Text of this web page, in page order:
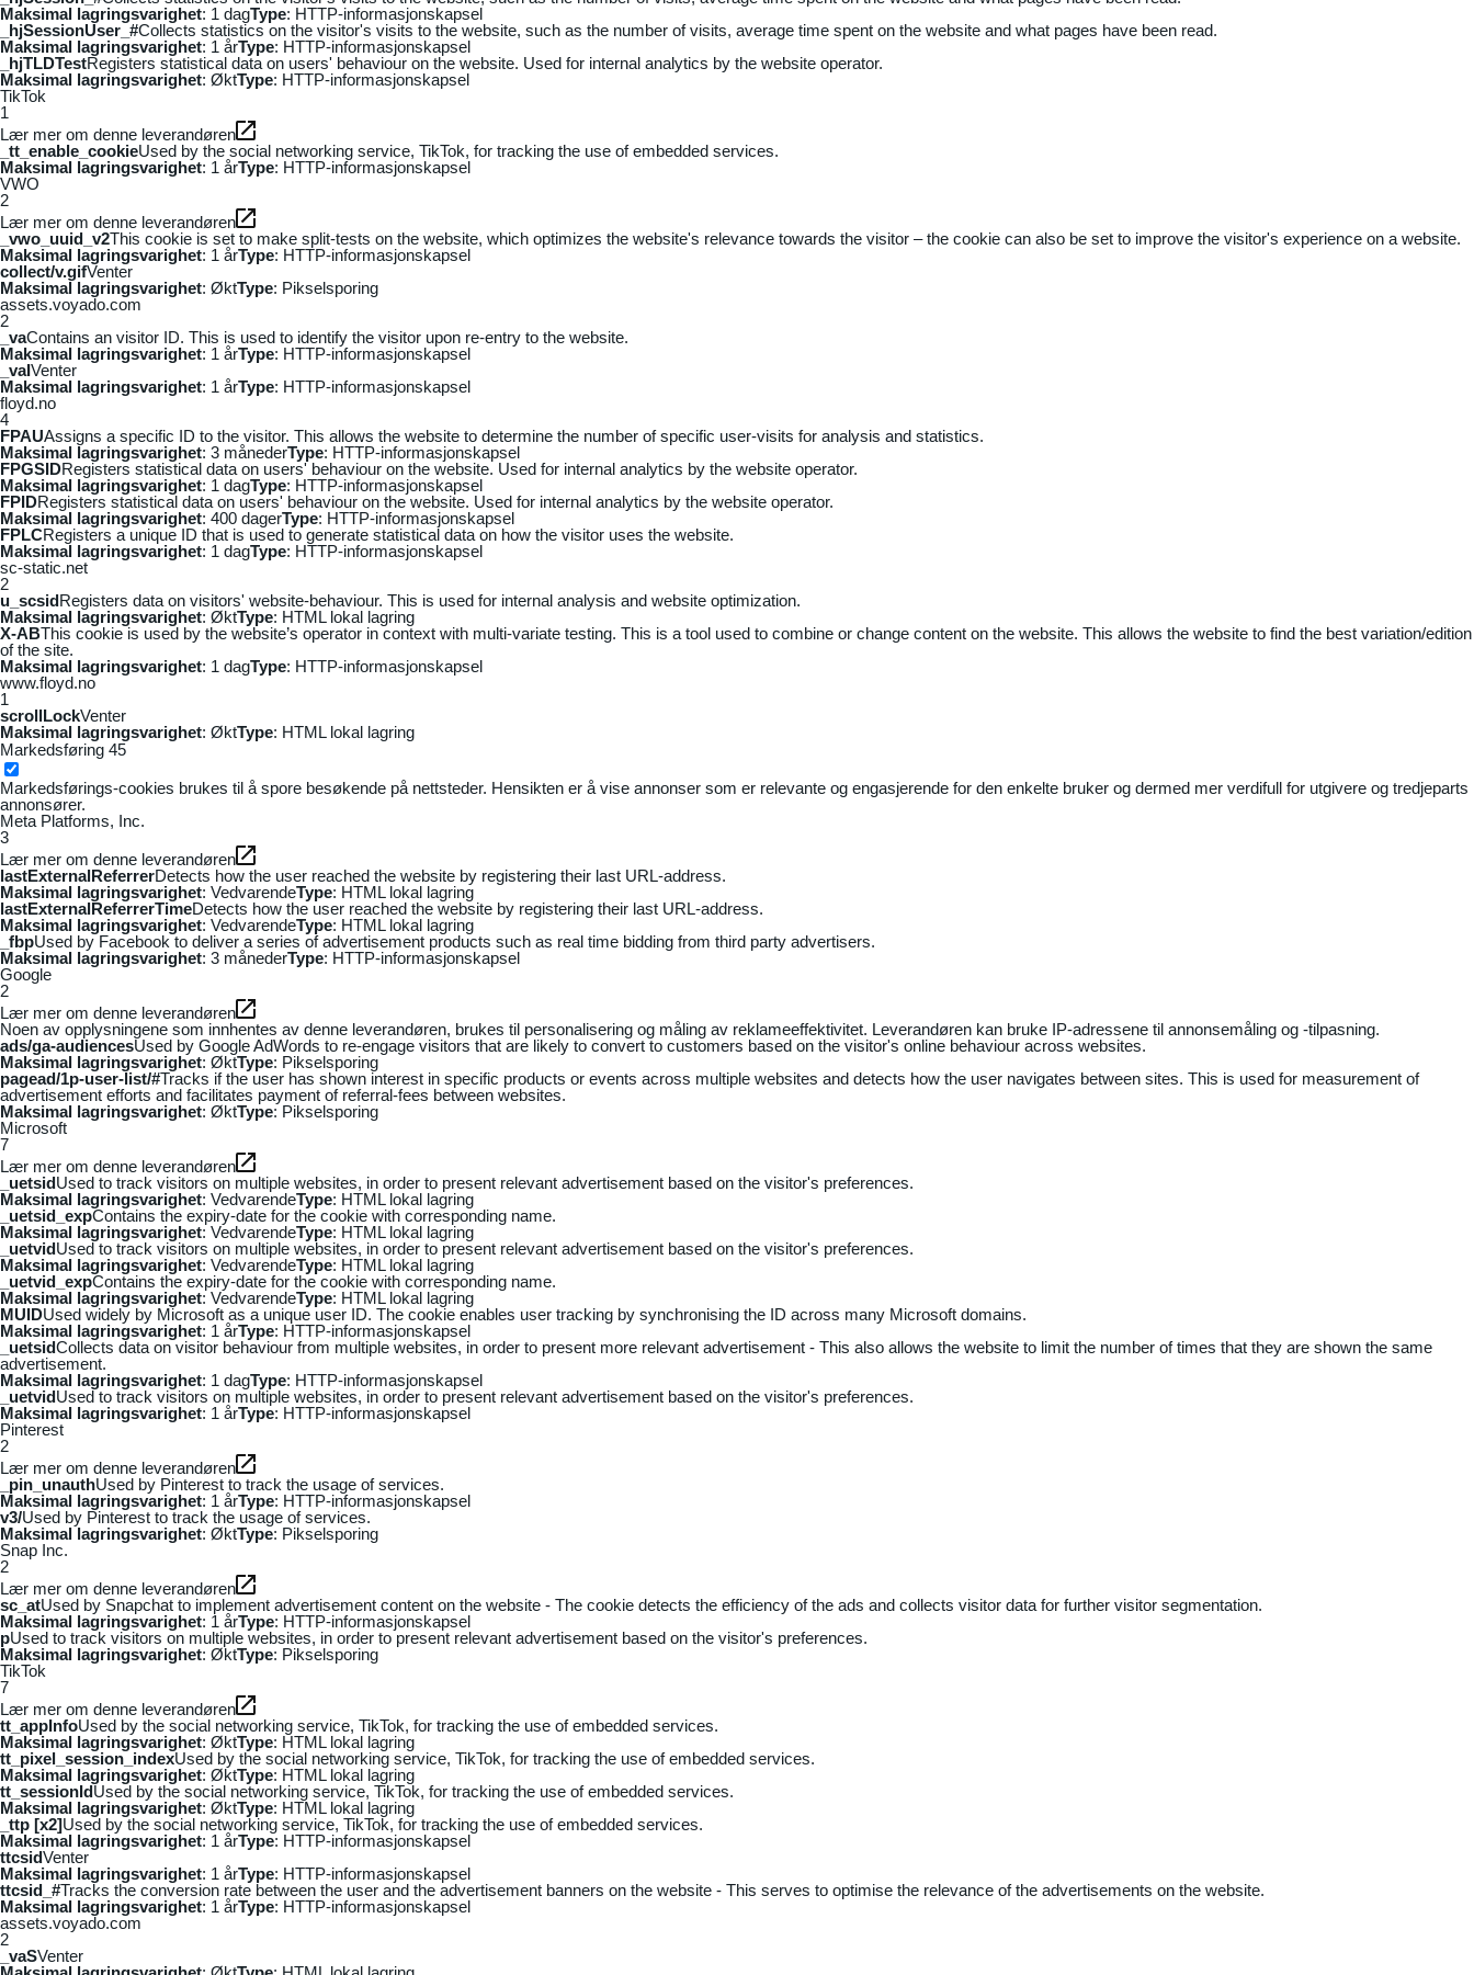
Maksimal lagringsvarighet: 1 dagType: HTTP-informasjonskapsel
_hjSessionUser_#Collects statistics on the visitor's visits to the website, such as the number of visits, average time spent on the website and what pages have been read.
Maksimal lagringsvarighet: 1 årType: HTTP-informasjonskapsel
_hjTLDTestRegisters statistical data on users' behaviour on the website. Used for internal analytics by the website operator.
Maksimal lagringsvarighet: ØktType: HTTP-informasjonskapsel
TikTok
1
Lær mer om denne leverandøren
_tt_enable_cookieUsed by the social networking service, TikTok, for tracking the use of embedded services.
Maksimal lagringsvarighet: 1 årType: HTTP-informasjonskapsel
VWO
2
Lær mer om denne leverandøren
_vwo_uuid_v2This cookie is set to make split-tests on the website, which optimizes the website's relevance towards the visitor – the cookie can also be set to improve the visitor's experience on a website.
Maksimal lagringsvarighet: 1 årType: HTTP-informasjonskapsel
collect/v.gifVenter
Maksimal lagringsvarighet: ØktType: Pikselsporing
assets.voyado.com
2
_vaContains an visitor ID. This is used to identify the visitor upon re-entry to the website.
Maksimal lagringsvarighet: 1 årType: HTTP-informasjonskapsel
_vaIVenter
Maksimal lagringsvarighet: 1 årType: HTTP-informasjonskapsel
floyd.no
4
FPAUAssigns a specific ID to the visitor. This allows the website to determine the number of specific user-visits for analysis and statistics.
Maksimal lagringsvarighet: 3 månederType: HTTP-informasjonskapsel
FPGSIDRegisters statistical data on users' behaviour on the website. Used for internal analytics by the website operator.
Maksimal lagringsvarighet: 1 dagType: HTTP-informasjonskapsel
FPIDRegisters statistical data on users' behaviour on the website. Used for internal analytics by the website operator.
Maksimal lagringsvarighet: 400 dagerType: HTTP-informasjonskapsel
FPLCRegisters a unique ID that is used to generate statistical data on how the visitor uses the website.
Maksimal lagringsvarighet: 1 dagType: HTTP-informasjonskapsel
sc-static.net
2
u_scsidRegisters data on visitors' website-behaviour. This is used for internal analysis and website optimization.
Maksimal lagringsvarighet: ØktType: HTML lokal lagring
X-ABThis cookie is used by the website’s operator in context with multi-variate testing. This is a tool used to combine or change content on the website. This allows the website to find the best variation/edition
of the site.
Maksimal lagringsvarighet: 1 dagType: HTTP-informasjonskapsel
www.floyd.no
1
scrollLockVenter
Maksimal lagringsvarighet: ØktType: HTML lokal lagring
Markedsføring 45
Markedsførings-cookies brukes til å spore besøkende på nettsteder. Hensikten er å vise annonser som er relevante og engasjerende for den enkelte bruker og dermed mer verdifull for utgivere og tredjeparts
annonsører.
Meta Platforms, Inc.
3
Lær mer om denne leverandøren
lastExternalReferrerDetects how the user reached the website by registering their last URL-address.
Maksimal lagringsvarighet: VedvarendeType: HTML lokal lagring
lastExternalReferrerTimeDetects how the user reached the website by registering their last URL-address.
Maksimal lagringsvarighet: VedvarendeType: HTML lokal lagring
_fbpUsed by Facebook to deliver a series of advertisement products such as real time bidding from third party advertisers.
Maksimal lagringsvarighet: 3 månederType: HTTP-informasjonskapsel
Google
2
Lær mer om denne leverandøren
Noen av opplysningene som innhentes av denne leverandøren, brukes til personalisering og måling av reklameeffektivitet. Leverandøren kan bruke IP-adressene til annonsemåling og -tilpasning.
ads/ga-audiencesUsed by Google AdWords to re-engage visitors that are likely to convert to customers based on the visitor's online behaviour across websites.
Maksimal lagringsvarighet: ØktType: Pikselsporing
pagead/1p-user-list/#Tracks if the user has shown interest in specific products or events across multiple websites and detects how the user navigates between sites. This is used for measurement of
advertisement efforts and facilitates payment of referral-fees between websites.
Maksimal lagringsvarighet: ØktType: Pikselsporing
Microsoft
7
Lær mer om denne leverandøren
_uetsidUsed to track visitors on multiple websites, in order to present relevant advertisement based on the visitor's preferences.
Maksimal lagringsvarighet: VedvarendeType: HTML lokal lagring
_uetsid_expContains the expiry-date for the cookie with corresponding name.
Maksimal lagringsvarighet: VedvarendeType: HTML lokal lagring
_uetvidUsed to track visitors on multiple websites, in order to present relevant advertisement based on the visitor's preferences.
Maksimal lagringsvarighet: VedvarendeType: HTML lokal lagring
_uetvid_expContains the expiry-date for the cookie with corresponding name.
Maksimal lagringsvarighet: VedvarendeType: HTML lokal lagring
MUIDUsed widely by Microsoft as a unique user ID. The cookie enables user tracking by synchronising the ID across many Microsoft domains.
Maksimal lagringsvarighet: 1 årType: HTTP-informasjonskapsel
_uetsidCollects data on visitor behaviour from multiple websites, in order to present more relevant advertisement - This also allows the website to limit the number of times that they are shown the same
advertisement.
Maksimal lagringsvarighet: 1 dagType: HTTP-informasjonskapsel
_uetvidUsed to track visitors on multiple websites, in order to present relevant advertisement based on the visitor's preferences.
Maksimal lagringsvarighet: 1 årType: HTTP-informasjonskapsel
Pinterest
2
Lær mer om denne leverandøren
_pin_unauthUsed by Pinterest to track the usage of services.
Maksimal lagringsvarighet: 1 årType: HTTP-informasjonskapsel
v3/Used by Pinterest to track the usage of services.
Maksimal lagringsvarighet: ØktType: Pikselsporing
Snap Inc.
2
Lær mer om denne leverandøren
sc_atUsed by Snapchat to implement advertisement content on the website - The cookie detects the efficiency of the ads and collects visitor data for further visitor segmentation.
Maksimal lagringsvarighet: 1 årType: HTTP-informasjonskapsel
pUsed to track visitors on multiple websites, in order to present relevant advertisement based on the visitor's preferences.
Maksimal lagringsvarighet: ØktType: Pikselsporing
TikTok
7
Lær mer om denne leverandøren
tt_appInfoUsed by the social networking service, TikTok, for tracking the use of embedded services.
Maksimal lagringsvarighet: ØktType: HTML lokal lagring
tt_pixel_session_indexUsed by the social networking service, TikTok, for tracking the use of embedded services.
Maksimal lagringsvarighet: ØktType: HTML lokal lagring
tt_sessionIdUsed by the social networking service, TikTok, for tracking the use of embedded services.
Maksimal lagringsvarighet: ØktType: HTML lokal lagring
_ttp [x2]Used by the social networking service, TikTok, for tracking the use of embedded services.
Maksimal lagringsvarighet: 1 årType: HTTP-informasjonskapsel
ttcsidVenter
Maksimal lagringsvarighet: 1 årType: HTTP-informasjonskapsel
ttcsid_#Tracks the conversion rate between the user and the advertisement banners on the website - This serves to optimise the relevance of the advertisements on the website.
Maksimal lagringsvarighet: 1 årType: HTTP-informasjonskapsel
assets.voyado.com
2
_vaSVenter